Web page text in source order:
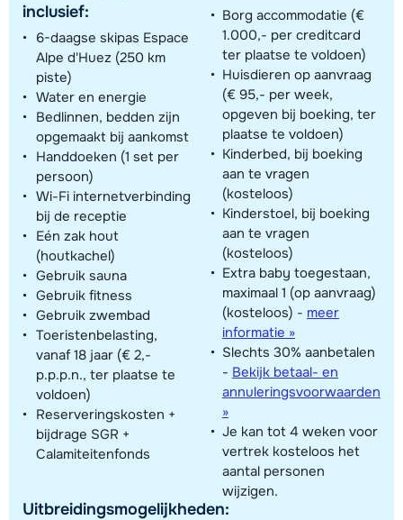
inclusief:
6-daagse skipas Espace
Alpe d'Huez (250 km
piste)
Water en energie
Bedlinnen, bedden zijn
opgemaakt bij aankomst
Handdoeken (1 set per
persoon)
Wi-Fi internetverbinding
bij de receptie
Eén zak hout
(houtkachel)
Gebruik sauna
Gebruik fitness
Gebruik zwembad
Toeristenbelasting,
vanaf 18 jaar (€ 2,-
p.p.p.n., ter plaatse te
voldoen)
Reserveringskosten +
bijdrage SGR +
Calamiteitenfonds
Uitbreidingsmogelijkheden:
Borg accommodatie (€
1.000,- per creditcard
ter plaatse te voldoen)
Huisdieren op aanvraag
(€ 95,- per week,
opgeven bij boeking, ter
plaatse te voldoen)
Kinderbed, bij boeking
aan te vragen
(kosteloos)
Kinderstoel, bij boeking
aan te vragen
(kosteloos)
Extra baby toegestaan,
maximaal 1 (op aanvraag)
(kosteloos) - meer
informatie »
Slechts 30% aanbetalen
- Bekijk betaal- en
annuleringsvoorwaarden
»
Je kan tot 4 weken voor
vertrek kosteloos het
aantal personen
wijzigen.